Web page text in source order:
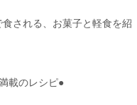
される、お菓子と軽食を紹
載のレシピ●